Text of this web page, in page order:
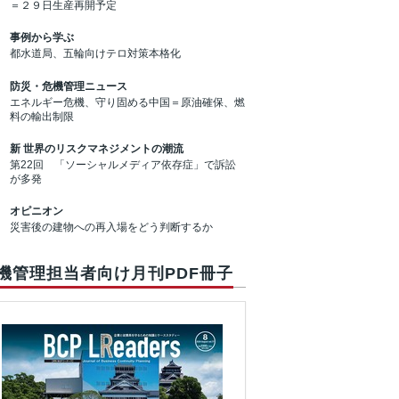
＝２９日生産再開予定
事例から学ぶ
都水道局、五輪向けテロ対策本格化
防災・危機管理ニュース
エネルギー危機、守り固める中国＝原油確保、燃
料の輸出制限
新 世界のリスクマネジメントの潮流
第22回 「ソーシャルメディア依存症」で訴訟
が多発
オピニオン
災害後の建物への再入場をどう判断するか
管理担当者向け月刊PDF冊子